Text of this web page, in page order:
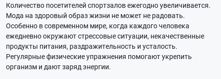
Количество посетителей спортзалов ежегодно увеличивается.
Мода на здоровый образ жизни не может не радовать.
Особенно в современном мире, когда каждого человека
ежедневно окружают стрессовые ситуации, некачественные
продукты питания, раздражительность и усталость.
Регулярные физические упражнения помогают укрепить
организм и дают заряд энергии.